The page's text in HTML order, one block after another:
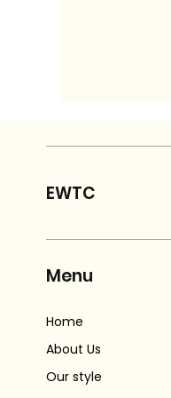
EWTC
Menu
Home
About Us
Our style